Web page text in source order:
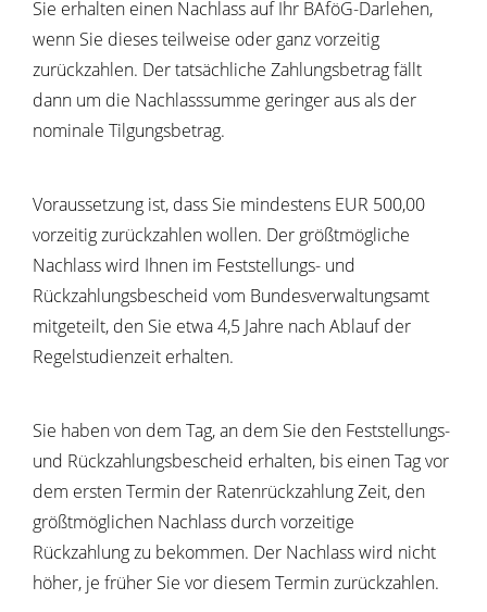
Sie erhalten einen Nachlass auf Ihr BAföG-Darlehen,
wenn Sie dieses teilweise oder ganz vorzeitig
zurückzahlen. Der tatsächliche Zahlungsbetrag fällt
dann um die Nachlasssumme geringer aus als der
nominale Tilgungsbetrag.
Voraussetzung ist, dass Sie mindestens EUR 500,00
vorzeitig zurückzahlen wollen. Der größtmögliche
Nachlass wird Ihnen im Feststellungs- und
Rückzahlungsbescheid vom Bundesverwaltungsamt
mitgeteilt, den Sie etwa 4,5 Jahre nach Ablauf der
Regelstudienzeit erhalten.
Sie haben von dem Tag, an dem Sie den Feststellungs-
und Rückzahlungsbescheid erhalten, bis einen Tag vor
dem ersten Termin der Ratenrückzahlung Zeit, den
größtmöglichen Nachlass durch vorzeitige
Rückzahlung zu bekommen. Der Nachlass wird nicht
höher, je früher Sie vor diesem Termin zurückzahlen.